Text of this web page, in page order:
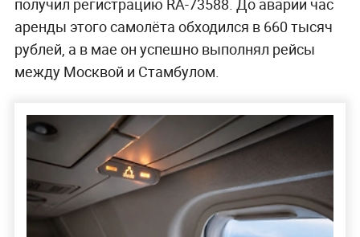
аренды этого самолёта обходился в 660 тысяч
рублей, а в мае он успешно выполнял рейсы
между Москвой и Стамбулом.